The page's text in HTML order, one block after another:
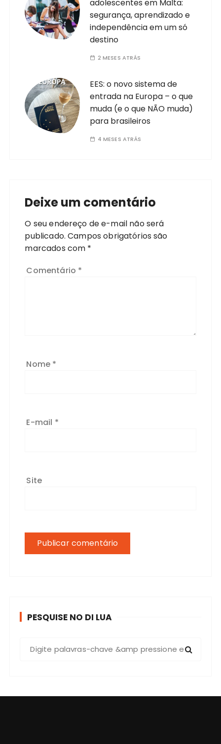
adolescentes em Malta:
segurança, aprendizado e
independência em um só
destino
2 MESES ATRÁS
EES: o novo sistema de
entrada na Europa – o que
muda (e o que NÃO muda)
para brasileiros
4 MESES ATRÁS
Deixe um comentário
O seu endereço de e-mail não será
publicado. Campos obrigatórios são
marcados com *
Comentário *
Nome *
E-mail *
Site
PESQUISE NO DI LUA